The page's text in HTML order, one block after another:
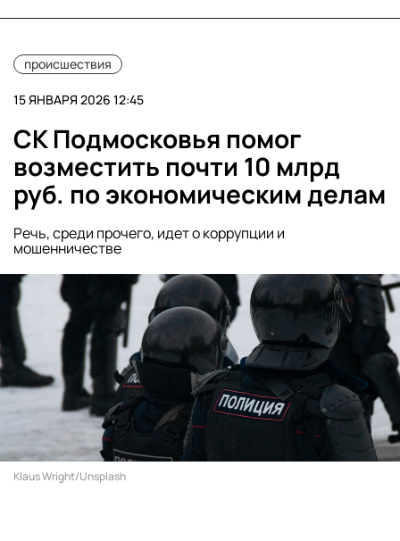
происшествия
15 ЯНВАРЯ 2026 12:45
СК Подмосковья помог
возместить почти 10 млрд
руб. по экономическим делам
Речь, среди прочего, идет о коррупции и
мошенничестве
Klaus Wright/Unsplash